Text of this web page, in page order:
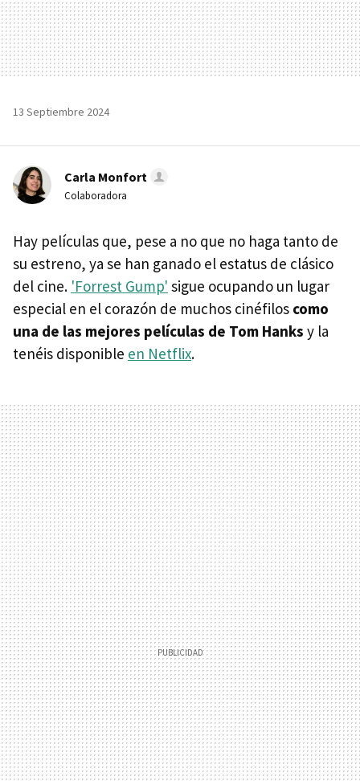
13 Septiembre 2024
Carla Monfort
Colaboradora
Hay películas que, pese a no que no haga tanto de
su estreno, ya se han ganado el estatus de clásico
del cine. 'Forrest Gump' sigue ocupando un lugar
especial en el corazón de muchos cinéfilos como
una de las mejores películas de Tom Hanks y la
tenéis disponible en Netflix.